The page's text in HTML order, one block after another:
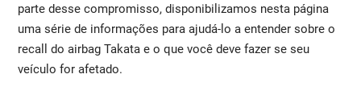
parte desse compromisso, disponibilizamos nesta página
uma série de informações para ajudá-lo a entender sobre o
recall do airbag Takata e o que você deve fazer se seu
veículo for afetado.